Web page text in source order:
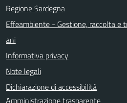
Regione Sardegna
Effeambiente - Gestione, raccolta e
ani
Informativa privacy
Note legali
Dichiarazione di accessibilità
Amministrazione trasparente